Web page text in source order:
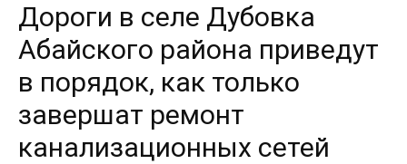
Дороги в селе Дубовка
Абайского района приведут
в порядок, как только
завершат ремонт
канализационных сетей